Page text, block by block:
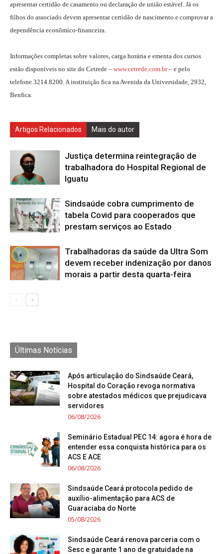
apresentar certidão de casamento ou declaração de união estável. Já os
filhos do associado devem apresentar certidão de nascimento e comprovar a
dependência econômico-financeira.
Informações completas sobre valores, carga horária e ementa dos cursos
estão disponíveis no site do Cetrede – www.cetrede.com.br– e pelo
telefone 3214.8200. A instituição fica na Avenida da Universidade, 2932,
Benfica.
Artigos Relacionados Mais do autor
Justiça determina reintegração de
trabalhadora do Hospital Regional de
Iguatu
Sindsaúde cobra cumprimento de
tabela Covid para cooperados que
prestam serviços ao Estado
Trabalhadoras da saúde da Ultra Som
devem receber indenização por danos
morais a partir desta quarta-feira
Últimas Notícias
Após articulação do Sindsaúde Ceará,
Hospital do Coração revoga normativa
sobre atestados médicos que prejudicava
servidores
06/08/2026
Seminário Estadual PEC 14: agora é hora de
entender essa conquista histórica para os
ACS E ACE
06/08/2026
Sindsaúde Ceará protocola pedido de
auxílio-alimentação para ACS de
Guaraciaba do Norte
05/08/2026
Sindsaúde Ceará renova parceria com o
Sesc e garante 1 ano de gratuidade na